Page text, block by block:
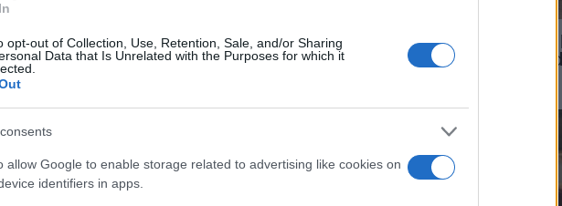
opt-out of Collection, Use, Retention, Sale, and/or Sharing
Data that Is Unrelated with the Purposes for which it
allow Google to enable storage related to advertising like cookies on
identifiers in apps.
es la más común», afirma Sánchez.
son incompletos, sino que también pueden llevar a
snacks
poco saludables a media mañana. «Hacer
de glucosa», advierte Blanca García-Orea,
recomiendan incluir al menos
Sánchez sugiere opciones sencillas como jamón
de pescado o salmón ahumado. «Con
Guía completa
vivienda ante